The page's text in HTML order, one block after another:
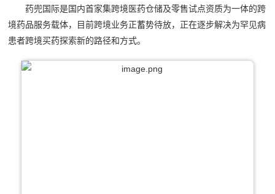
药兜国际是国内首家集跨境医药仓储及零售试点资质为一体的跨
境药品服务载体，目前跨境业务正蓄势待放，正在逐步解决为罕见病
患者跨境买药探索新的路径和方式。